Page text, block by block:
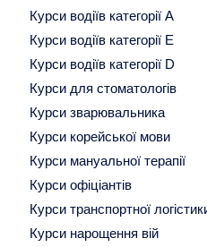
Курси водіїв категорії А
Курси водіїв категорії Е
Курси водіїв категорії D
Курси для стоматологів
Курси зварювальника
Курси корейської мови
Курси мануальної терапії
Курси офіціантів
Курси транспортної
Курси нарощення вій